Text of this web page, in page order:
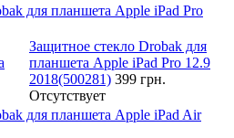
для планшета Apple iPad Pro
Защитное стекло Drobak для
планшета Apple iPad Pro 12.9
2018(500281) 399 грн.
Отсутствует
для планшета Apple iPad Air